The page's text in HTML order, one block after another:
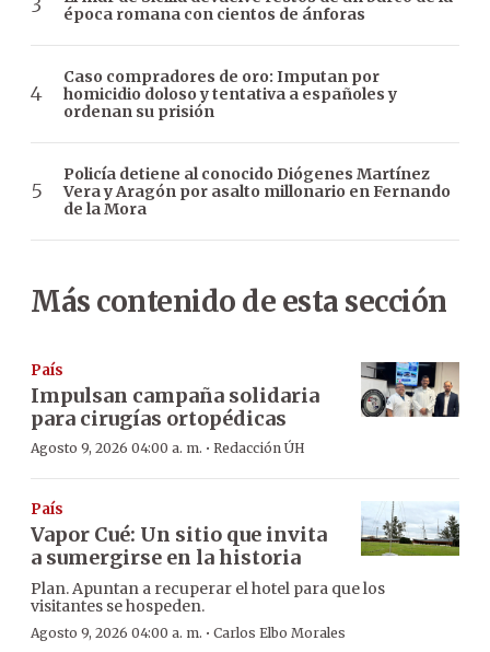
época romana con cientos de ánforas
Caso compradores de oro: Imputan por
homicidio doloso y tentativa a españoles y
ordenan su prisión
Policía detiene al conocido Diógenes Martínez
Vera y Aragón por asalto millonario en Fernando
de la Mora
Más contenido de esta sección
País
Impulsan campaña solidaria
para cirugías ortopédicas
Agosto 9, 2026 04:00 a. m. · Redacción ÚH
País
Vapor Cué: Un sitio que invita
a sumergirse en la historia
Plan. Apuntan a recuperar el hotel para que los
visitantes se hospeden.
Agosto 9, 2026 04:00 a. m. · Carlos Elbo Morales